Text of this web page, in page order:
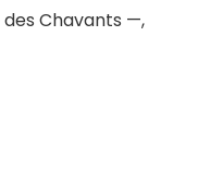
Chavants —,